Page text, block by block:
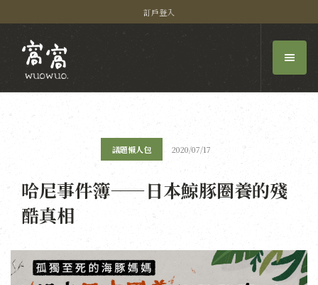
訂戶登入
議題懶人包 2020/07/17
哈尼事件簿——日本鯨豚圈養的殘
酷真相